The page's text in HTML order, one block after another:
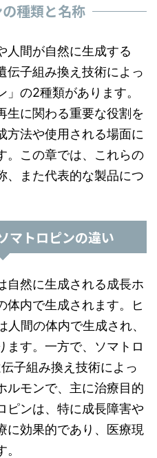
種類と名称
人間が自然に生成する
伝子組み換え技術によっ
の2種類があります。
生に関わる重要な役割を
方法や使用される場面に
。この章では、これらの
、また代表的な製品につ
マトロピンの違い
自然に生成される成長ホ
体内で生成されます。ヒ
人間の体内で生成され、
ます。一方で、ソマトロ
子組み換え技術によっ
ルモンで、主に治療目的
ピンは、特に成長障害や
に効果的であり、医療現